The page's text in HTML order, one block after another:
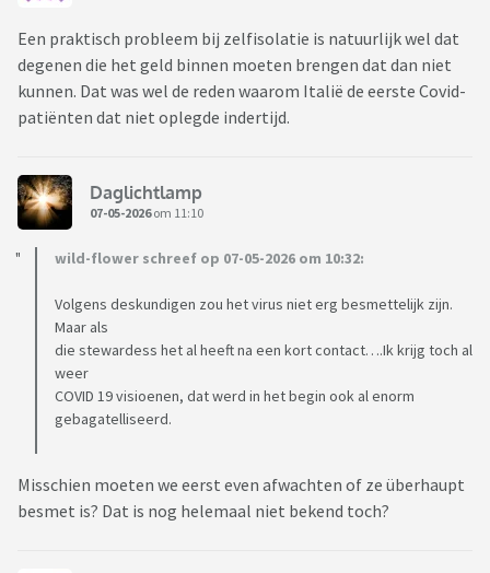
Een praktisch probleem bij zelfisolatie is natuurlijk wel dat
degenen die het geld binnen moeten brengen dat dan niet
kunnen. Dat was wel de reden waarom Italië de eerste Covid-
patiënten dat niet oplegde indertijd.
Daglichtlamp
07-05-2026om 11:10
wild-flower schreef op 07-05-2026 om 10:32:
Volgens deskundigen zou het virus niet erg besmettelijk zijn.
Maar als
die stewardess het al heeft na een kort contact….Ik krijg toch al
weer
COVID 19 visioenen, dat werd in het begin ook al enorm
gebagatelliseerd.
Misschien moeten we eerst even afwachten of ze überhaupt
besmet is? Dat is nog helemaal niet bekend toch?